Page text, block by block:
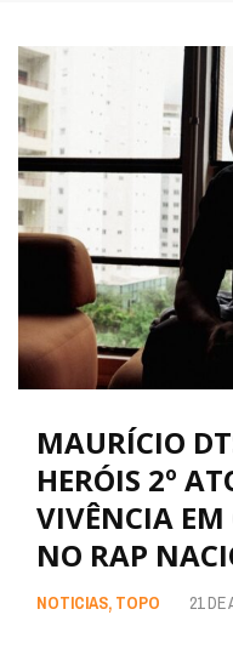
MAURÍCIO
HERÓIS 2º
VIVÊNCIA EM
NO RAP
NOTICIAS, TOPO 21 DE